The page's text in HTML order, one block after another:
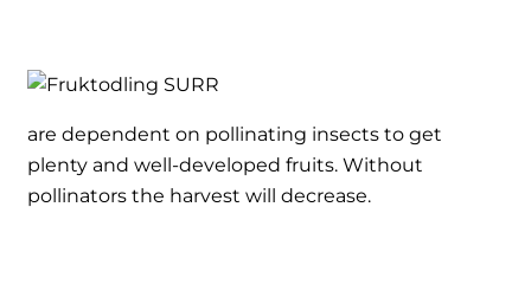
are dependent on pollinating insects to get
plenty and well-developed fruits. Without
pollinators the harvest will decrease.